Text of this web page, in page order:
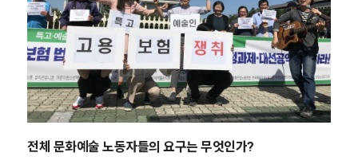
전체 문화예술 노동자들의 요구는 무엇인가?